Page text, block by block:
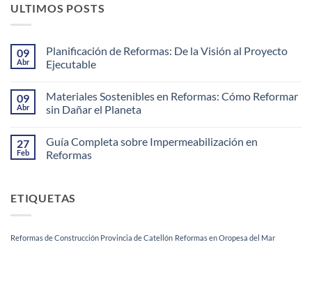
ULTIMOS POSTS
09
Abr
Planificación de Reformas: De la Visión al Proyecto
Ejecutable
comentarios
en
Planificación
De
la
Visión
09
Abr
Materiales Sostenibles en Reformas: Cómo Reformar
sin Dañar el Planeta
comentarios
en
Materiales
Cómo
Reformar
Planeta
27
Feb
Guía Completa sobre Impermeabilización en
Reformas
en
Guía
en
ETIQUETAS
Reformas de Construcción Provincia de Catellón Reformas en Oropesa del Mar